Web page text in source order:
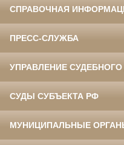
СПРАВОЧНАЯ
ПРЕСС-СЛУЖБА
УПРАВЛЕНИЕ
СУДЫ СУБЪЕКТА РФ
МУНИЦИПАЛЬНЫЕ